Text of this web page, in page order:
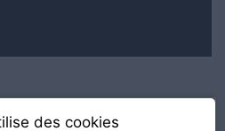
des cookies